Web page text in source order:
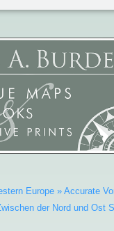
Europe » Accurate
der Nord und Ost